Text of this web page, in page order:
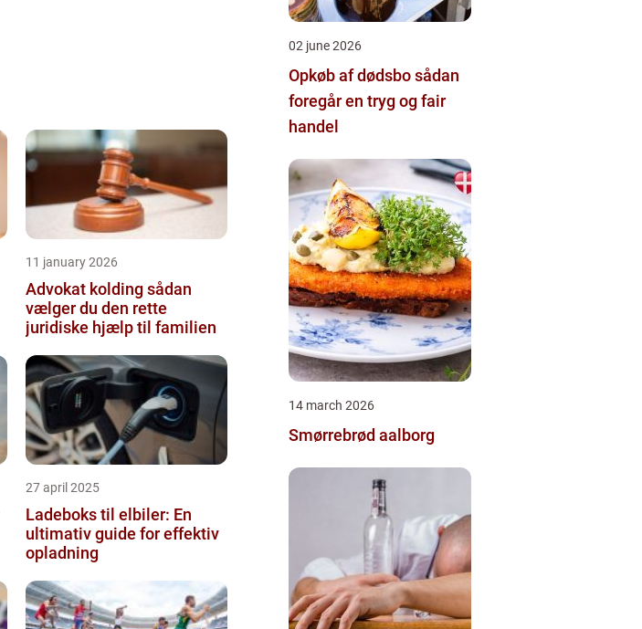
11 january 2026
Advokat kolding sådan
vælger du den rette
juridiske hjælp til familien
27 april 2025
Ladeboks til elbiler: En
ultimativ guide for effektiv
opladning
02 june 2026
Opkøb af dødsbo sådan
foregår en tryg og fair
handel
14 march 2026
Smørrebrød aalborg